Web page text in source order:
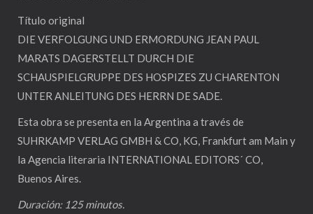
Título original
DIE VERFOLGUNG UND ERMORDUNG JEAN PAUL
MARATS DAGERSTELLT DURCH DIE
SCHAUSPIELGRUPPE DES HOSPIZES ZU CHARENTON
UNTER ANLEITUNG DES HERRN DE SADE.
Esta obra se presenta en la Argentina a través de
SUHRKAMP VERLAG GMBH & CO, KG, Frankfurt am Main y
la Agencia literaria INTERNATIONAL EDITORS´ CO,
Buenos Aires.
Duración: 125 minutos.